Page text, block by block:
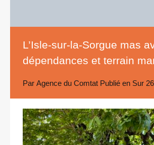
L’Isle-sur-la-Sorgue mas
dépendances et terrain
Par Agence du Comtat Publié en Sur